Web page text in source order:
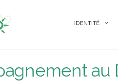
IDENTITÉ
au